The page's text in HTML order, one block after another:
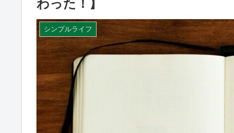
わった！】
シンプルライフ